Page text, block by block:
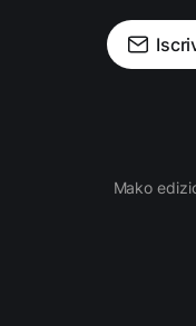
Mako